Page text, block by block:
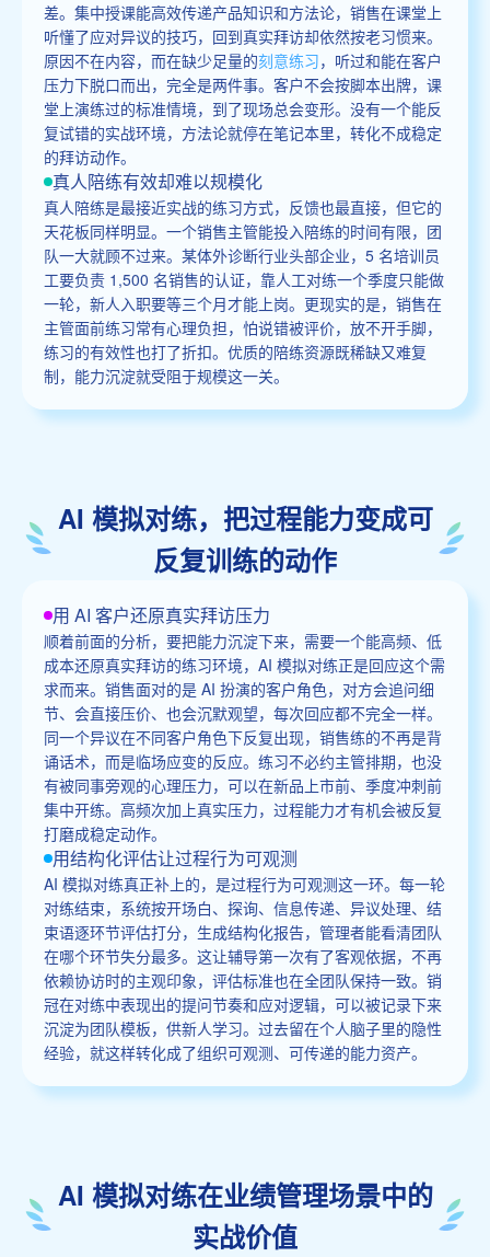
差。集中授课能高效传递产品知识和方法论，销售在课堂上
听懂了应对异议的技巧，回到真实拜访却依然按老习惯来。
原因不在内容，而在缺少足量的刻意练习，听过和能在客户
压力下脱口而出，完全是两件事。客户不会按脚本出牌，课
堂上演练过的标准情境，到了现场总会变形。没有一个能反
复试错的实战环境，方法论就停在笔记本里，转化不成稳定
的拜访动作。
真人陪练有效却难以规模化
真人陪练是最接近实战的练习方式，反馈也最直接，但它的
天花板同样明显。一个销售主管能投入陪练的时间有限，团
队一大就顾不过来。某体外诊断行业头部企业，5 名培训员
工要负责 1,500 名销售的认证，靠人工对练一个季度只能做
一轮，新人入职要等三个月才能上岗。更现实的是，销售在
主管面前练习常有心理负担，怕说错被评价，放不开手脚，
练习的有效性也打了折扣。优质的陪练资源既稀缺又难复
制，能力沉淀就受阻于规模这一关。
AI 模拟对练，把过程能力变成可
反复训练的动作
用 AI 客户还原真实拜访压力
顺着前面的分析，要把能力沉淀下来，需要一个能高频、低
成本还原真实拜访的练习环境，AI 模拟对练正是回应这个需
求而来。销售面对的是 AI 扮演的客户角色，对方会追问细
节、会直接压价、也会沉默观望，每次回应都不完全一样。
同一个异议在不同客户角色下反复出现，销售练的不再是背
诵话术，而是临场应变的反应。练习不必约主管排期，也没
有被同事旁观的心理压力，可以在新品上市前、季度冲刺前
集中开练。高频次加上真实压力，过程能力才有机会被反复
打磨成稳定动作。
用结构化评估让过程行为可观测
AI 模拟对练真正补上的，是过程行为可观测这一环。每一轮
对练结束，系统按开场白、探询、信息传递、异议处理、结
束语逐环节评估打分，生成结构化报告，管理者能看清团队
在哪个环节失分最多。这让辅导第一次有了客观依据，不再
依赖协访时的主观印象，评估标准也在全团队保持一致。销
冠在对练中表现出的提问节奏和应对逻辑，可以被记录下来
沉淀为团队模板，供新人学习。过去留在个人脑子里的隐性
经验，就这样转化成了组织可观测、可传递的能力资产。
AI 模拟对练在业绩管理场景中的
实战价值